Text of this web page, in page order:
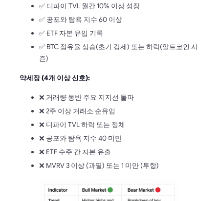
✅ 디파이 TVL 월간 10% 이상 성장
✅ 공포와 탐욕 지수 60 이상
✅ ETF 자본 유입 기록
✅ BTC 점유율 상승(초기 강세) 또는 하락(알트코인 시
즌)
약세장 (4개 이상 신호):
❌ 거래량 동반 주요 지지선 돌파
❌ 2주 이상 거래소 순유입
❌ 디파이 TVL 하락 또는 정체
❌ 공포와 탐욕 지수 40 미만
❌ ETF 수주 간 자본 유출
❌ MVRV 3 이상 (과열) 또는 1 미만 (투항)